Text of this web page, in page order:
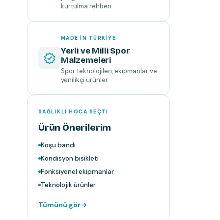
kurtulma rehberi
MADE IN TÜRKIYE
Yerli ve Milli Spor
Malzemeleri
Spor teknolojileri, ekipmanlar ve
yenilikçi ürünler
SAĞLIKLI HOCA SEÇTI
Ürün Önerilerim
Koşu bandı
Kondisyon bisikleti
Fonksiyonel ekipmanlar
Teknolojik ürünler
Tümünü gör